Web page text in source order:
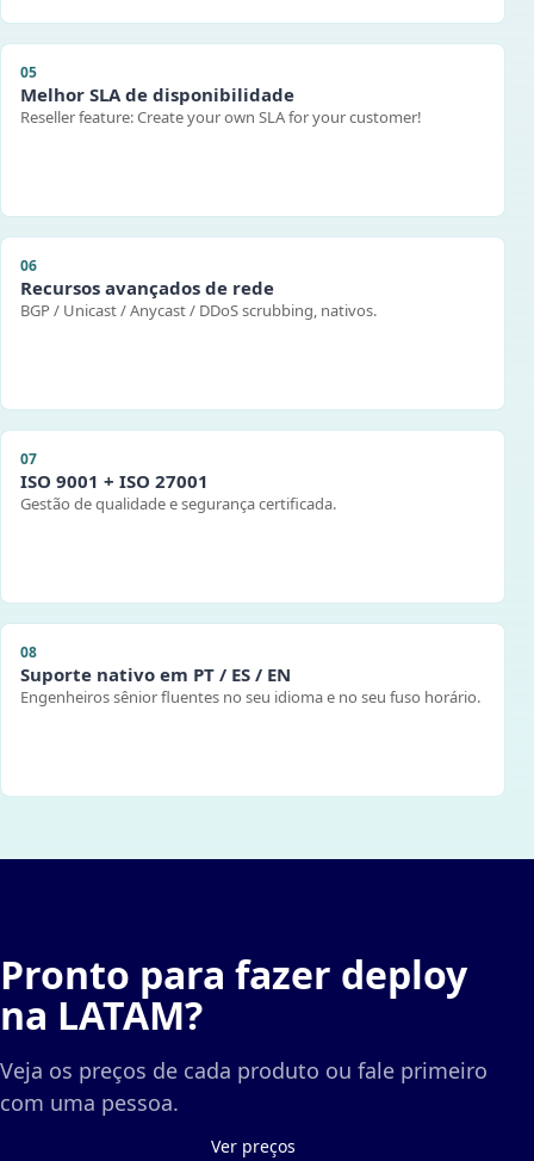
05
Melhor SLA de disponibilidade
Reseller feature: Create your own SLA for your customer!
06
Recursos avançados de rede
BGP / Unicast / Anycast / DDoS scrubbing, nativos.
07
ISO 9001 + ISO 27001
Gestão de qualidade e segurança certificada.
08
Suporte nativo em PT / ES / EN
Engenheiros sênior fluentes no seu idioma e no seu fuso horário.
Pronto para fazer deploy
na LATAM?
Veja os preços de cada produto ou fale primeiro
com uma pessoa.
Ver preços